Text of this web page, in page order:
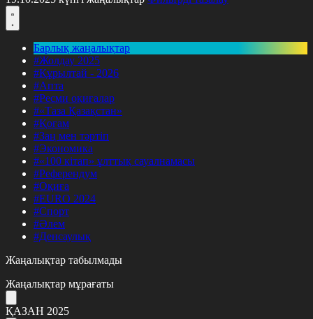
Барлық жаңалықтар
#Жолдау 2025
#Құрылтай - 2026
#Апта
#Ресми оқиғалар
#«Таза Қазақстан»
#Қоғам
#Заң мен тәртіп
#Экономика
#«100 кітап» ұлттық сауалнамасы
#Референдум
#Оқиға
#EURO 2024
#Спорт
#Әлем
#Денсаулық
Жаңалықтар табылмады
Жаңалықтар мұрағаты
ҚАЗАН 2025